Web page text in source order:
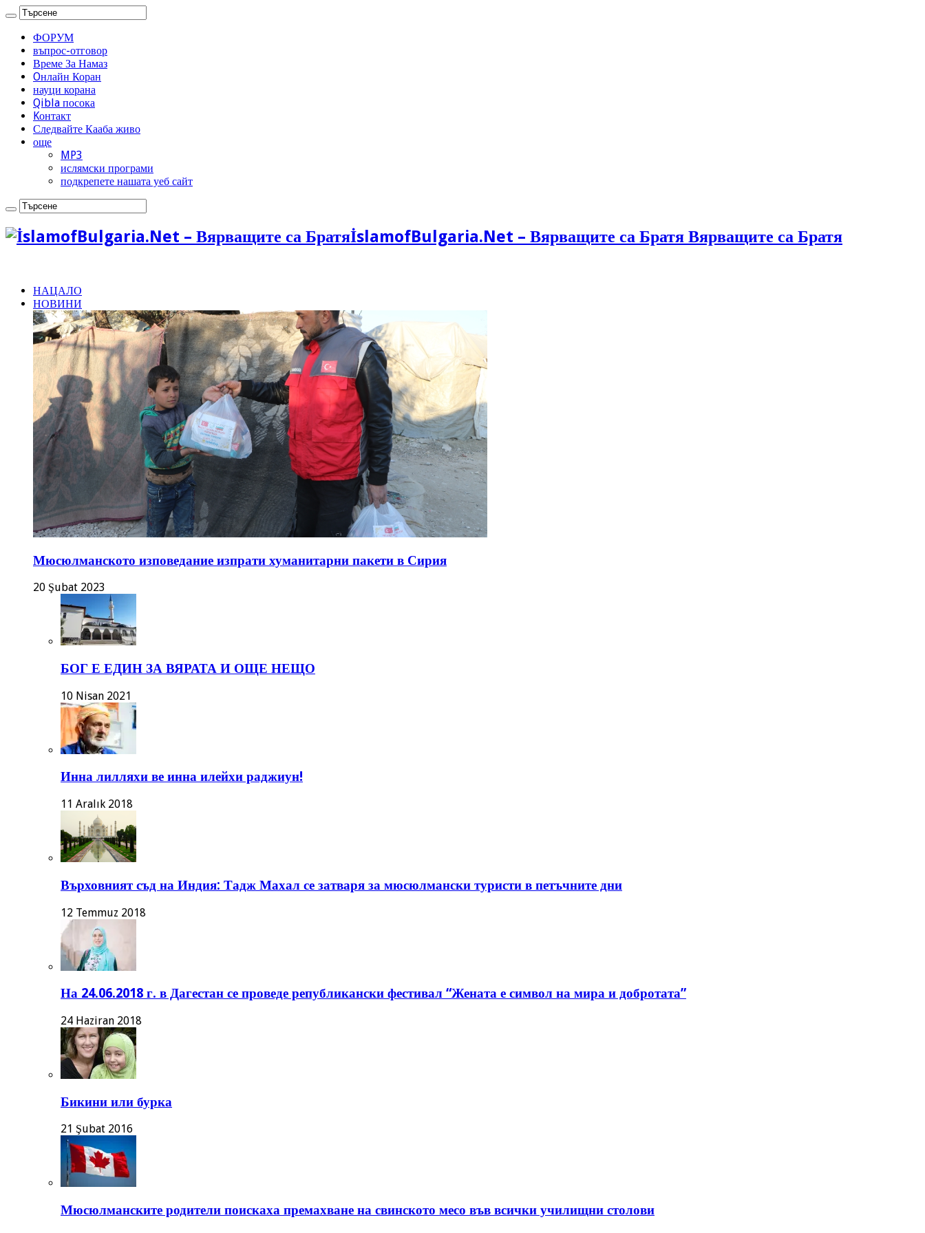
ФОРУМ
въпрос-отговор
Време За Намаз
Oнлайн Коран
науци корана
Qibla посока
Kонтакт
Следвайте Кааба живо
още
MP3
ислямски програми
подкрепете нашата уеб сайт
İslamofBulgaria.Net – Вярващите са Братя Вярващите са Братя
НАЦАЛО
НОВИНИ
Мюсюлманското изповедание изпрати хуманитарни пакети в Сирия
20 Şubat 2023
БОГ Е ЕДИН ЗА ВЯРАТА И ОЩЕ НЕЩО
10 Nisan 2021
Инна лилляхи ве инна илейхи раджиун!
11 Aralık 2018
Върховният съд на Индия: Тадж Махал се затваря за мюсюлмански туристи в петъчните дни
12 Temmuz 2018
На 24.06.2018 г. в Дагестан се проведе републикански фестивал “Жената е символ на мира и добротата”
24 Haziran 2018
Бикини или бурка
21 Şubat 2016
Мюсюлманските родители поискаха премахване на свинското месо във всички училищни столови